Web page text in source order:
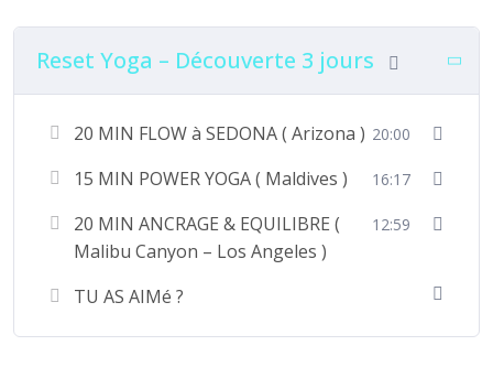
Reset Yoga – Découverte 3 jours
20 MIN FLOW à SEDONA ( Arizona ) 20:00
15 MIN POWER YOGA ( Maldives ) 16:17
20 MIN ANCRAGE & EQUILIBRE (
Malibu Canyon – Los Angeles )
12:59
TU AS AIMé ?